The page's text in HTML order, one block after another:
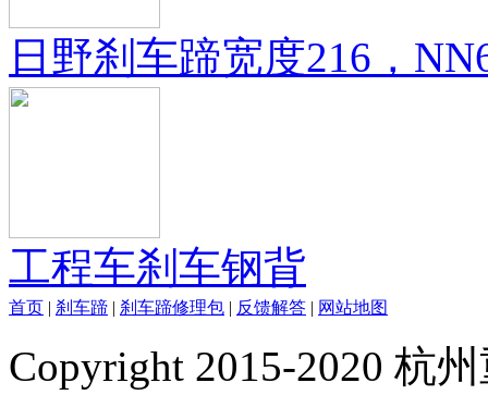
日野刹车蹄宽度216，
工程车刹车钢背
首页 | 刹车蹄 | 刹车蹄修理包 | 反馈解答 | 网站地图
Copyright 2015-2020 杭